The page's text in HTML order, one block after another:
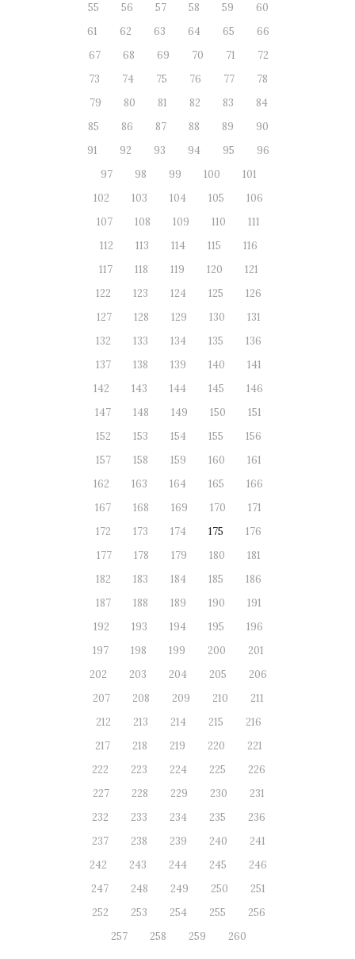
55
56 57 58 59
60
61
62 63 64 65
66
67
68 69 70 71
72
73
74 75 76 77
78
79
80 81 82 83
84
85
86 87 88 89
90
91
92 93 94 95
96
97
98 99 100
101
102
103 104 105
106
107
108 109 110
111
112
113 114 115
116
117
118 119 120
121
122
123 124 125
126
127
128 129 130
131
132
133 134 135
136
137
138 139 140
141
142
143 144 145
146
147
148 149 150
151
152
153 154 155
156
157
158 159 160
161
162
163 164 165
166
167
168 169 170
171
172
173 174 175
176
177
178 179 180
181
182
183 184 185
186
187
188 189 190
191
192
193 194 195
196
197
198 199 200
201
202
203 204 205
206
207
208 209 210
211
212
213 214 215
216
217
218 219 220
221
222
223 224 225
226
227
228 229 230
231
232
233 234 235
236
237
238 239 240
241
242
243 244 245
246
247
248 249 250
251
252
253 254 255
256
257
258 259 260